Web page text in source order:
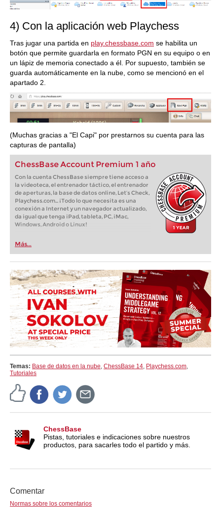
4) Con la aplicación web Playchess
Tras jugar una partida en play.chessbase.com se habilita un
botón que permite guardarla en formato PGN en su equipo o en
un lápiz de memoria conectado a él. Por supuesto, también se
guarda automáticamente en la nube, como se mencionó en el
apartado 2.
(Muchas gracias a "El Capi" por prestarnos su cuenta para las
capturas de pantalla)
ChessBase Account Premium 1 año
Con la cuenta ChessBase siempre tiene acceso a
la videoteca, el entrenador táctico, el entrenador
de aperturas, la base de datos online, Let’s Check,
Playchess.com... ¡Todo lo que necesita es una
conexión a Internet y un navegador actualizado,
da igual que tenga iPad, tableta, PC, iMac,
Windows, Android o Linux!
Más...
Temas: Base de datos en la nube ChessBase 14 Playchess.com
Tutoriales
ChessBase
Pistas, tutoriales e indicaciones sobre nuestros
productos, para sacarles todo el partido y más.
Comentar
Normas sobre los comentarios